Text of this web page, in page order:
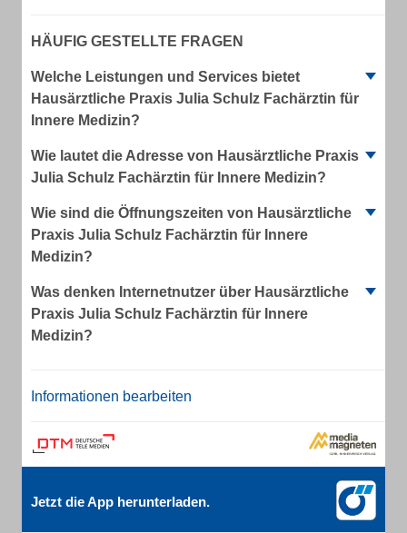
HÄUFIG GESTELLTE FRAGEN
Welche Leistungen und Services bietet
Hausärztliche Praxis Julia Schulz Fachärztin für
Innere Medizin?
Wie lautet die Adresse von Hausärztliche Praxis
Julia Schulz Fachärztin für Innere Medizin?
Wie sind die Öffnungszeiten von Hausärztliche
Praxis Julia Schulz Fachärztin für Innere
Medizin?
Was denken Internetnutzer über Hausärztliche
Praxis Julia Schulz Fachärztin für Innere
Medizin?
Informationen bearbeiten
Jetzt die App herunterladen.